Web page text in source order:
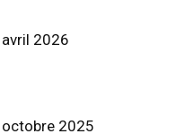
2026
2025